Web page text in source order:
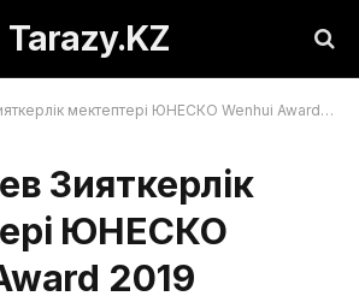
Tarazy.KZ
мектептері ЮНЕСКО Wenhui Award 2019 жылдың сыйақысын жеңіп алды
Зияткерлік
ЮНЕСКО
2019